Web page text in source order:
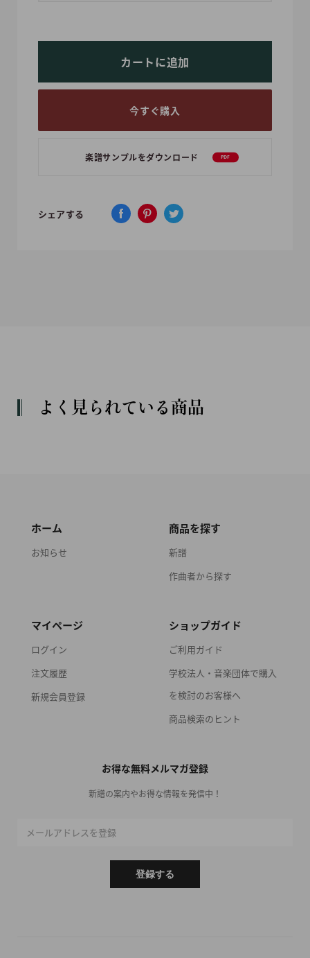
カートに追加
今すぐ購入
楽譜サンプルをダウンロード PDF
シェアする
よく見られている商品
ホーム
お知らせ
商品を探す
新譜
作曲者から探す
マイページ
ログイン
注文履歴
新規会員登録
ショップガイド
ご利用ガイド
学校法人・音楽団体で購入
を検討のお客様へ
商品検索のヒント
お得な無料メルマガ登録
新譜の案内やお得な情報を発信中！
メールアドレスを登録
登録する